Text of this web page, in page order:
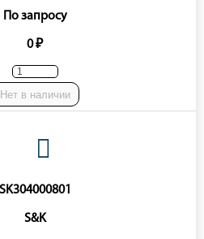
По запросу
0 ₽
Нет в наличии
SK304000801
S&K